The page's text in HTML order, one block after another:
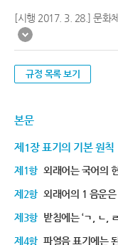
[시행 2017. 3. 28.] 문화
규정 목록 보기
본문
제1장 표기의 기본 원칙
제1항 외래어는 국어의
제2항 외래어의 1 음운
제3항 받침에는 ‘ㄱ, ㄴ,
제4항 파열음 표기에는